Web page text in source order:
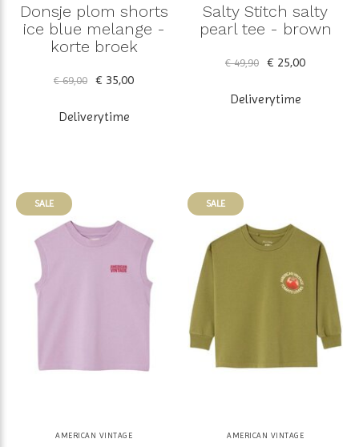
Donsje plom shorts
ice blue melange -
korte broek
€ 69,00 € 35,00
Deliverytime
Salty Stitch salty
pearl tee - brown
€ 49,90 € 25,00
Deliverytime
SALE
AMERICAN VINTAGE
SALE
AMERICAN VINTAGE